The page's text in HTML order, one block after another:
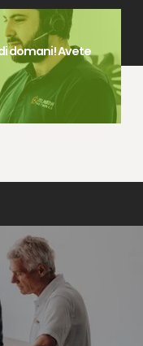
domani! Avete